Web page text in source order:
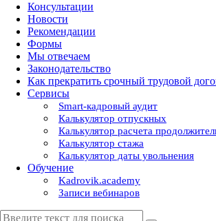
Консультации
Новости
Рекомендации
Формы
Мы отвечаем
Законодательство
Как прекратить срочный трудовой
Сервисы
Smart-кадровый аудит
Калькулятор отпускных
Калькулятор расчета
Калькулятор стажа
Калькулятор даты увольнения
Обучение
Kadrovik.academy
Записи вебинаров